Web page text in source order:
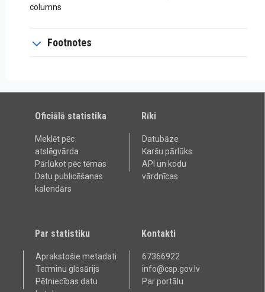
columns
Footnotes
Oficiālā statistika
Meklēt pēc
atslēgvārda
Pārlūkot pēc tēmas
Datu publicēšanas
kalendārs
Rīki
Datubāze
Karšu pārlūks
API un kodu
vārdnīcas
Par statistiku
Aprakstošie metadati
Terminu glosārijs
Pētniecības datu
Kontakti
67366922
info@csp.gov.lv
Par portālu